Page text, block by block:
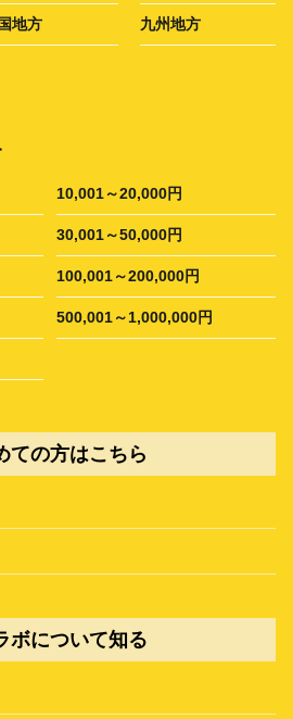
地方 九州地方
10,001～20,000円
30,001～50,000円
100,001～200,000円
500,001～1,000,000円
ての方はこちら
ボについて知る